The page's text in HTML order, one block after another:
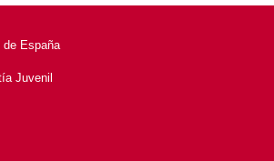
de España
Juvenil